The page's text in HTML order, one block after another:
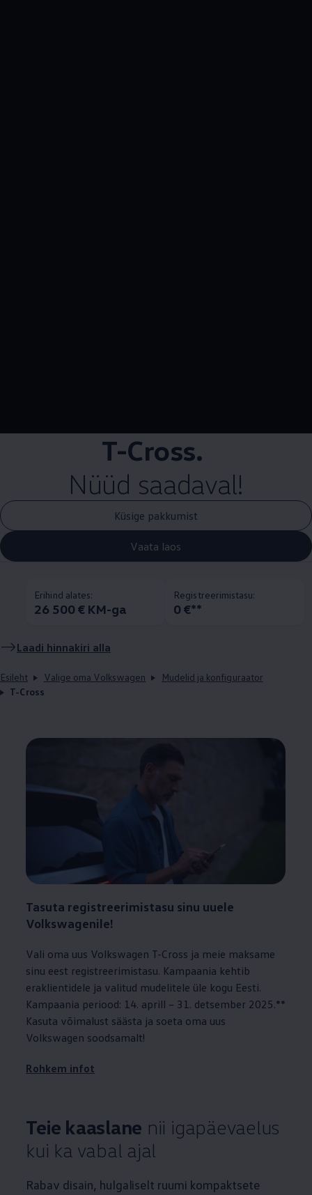
T-Cross.
Nüüd saadaval!
Küsige pakkumist
Vaata laos
Erihind alates:
26 500 € KM-ga
Registreerimistasu:
0 €**
Laadi hinnakiri alla
Esileht Valige oma Volkswagen
Mudelid ja konfiguraator
T-Cross
Tasuta registreerimistasu sinu uuele
Volkswagenile!
Vali oma uus Volkswagen T-Cross ja meie maksame
sinu eest registreerimistasu. Kampaania kehtib
eraklientidele ja valitud mudelitele üle kogu Eesti.
Kampaania periood: 14. aprill – 31. detsember 2025.**
Kasuta võimalust säästa ja soeta oma uus
Volkswagen soodsamalt!
Rohkem infot
Teie kaaslane nii igapäevaelus
kui ka vabal ajal
Rabav disain, hulgaliselt ruumi kompaktsete